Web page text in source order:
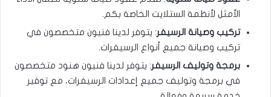
الأمثل لأنظمة الستلايت الخاصة بكم.
تركيب وصيانة الرسيفر: يتوفر لدينا فنيون متخصصون في
تركيب وصيانة جميع أنواع الرسيفرات.
برمجة وتوليف الرسيفر: يتوفر لدينا فنيون هنود متخصصون
في برمجة وتوليف جميع إعدادات الرسيفرات، مع توفير